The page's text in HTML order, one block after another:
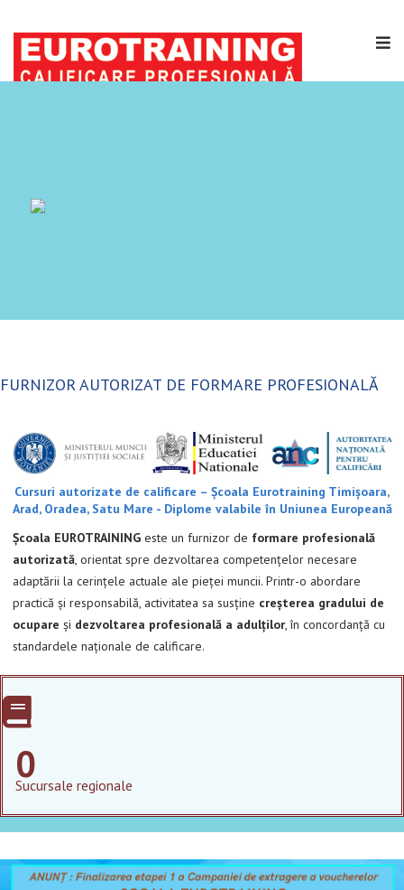
FURNIZOR AUTORIZAT DE FORMARE PROFESIONALĂ
Cursuri autorizate de calificare – Școala Eurotraining Timișoara,
Arad, Oradea, Satu Mare - Diplome valabile în Uniunea Europeană
Școala EUROTRAINING este un furnizor de formare profesională
autorizată, orientat spre dezvoltarea competențelor necesare
adaptării la cerințele actuale ale pieței muncii. Printr-o abordare
practică și responsabilă, activitatea sa susține creșterea gradului de
ocupare și dezvoltarea profesională a adulților, în concordanță cu
standardele naționale de calificare.
0
Sucursale regionale